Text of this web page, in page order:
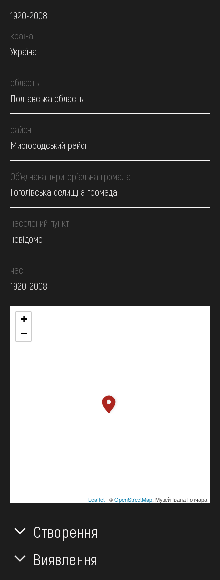
1920-2008
країна
Україна
область
Полтавська область
район
Миргородський район
Об’єднана територіальна громада
Гоголівська селищна громада
населений пункт
невідомо
час
1920-2008
+
−
Leaflet| ©OpenStreetMap, Музей Івана Гончара
Створення
Виявлення